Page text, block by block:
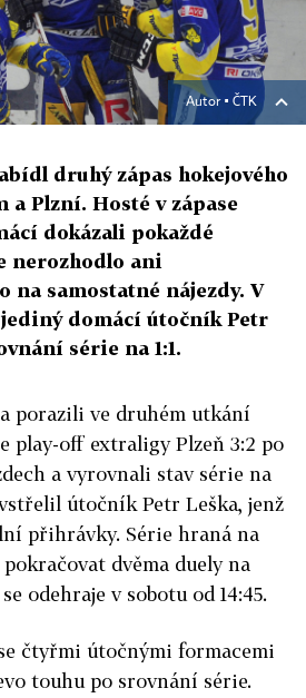
Autor ▪ ČTK
druhý zápas hokejového
a Plzní. Hosté v zápase
dokázali pokaždé
nerozhodlo ani
na samostatné nájezdy. V
domácí útočník Petr
série na 1:1.
porazili ve druhém utkání
play-off extraligy Plzeň 3:2 po
a vyrovnali stav série na
útočník Petr Leška, jenž
přihrávky. Série hraná na
dvěma duely na
odehraje v sobotu od 14:45.
čtyřmi útočnými formacemi
touhu po srovnání série.